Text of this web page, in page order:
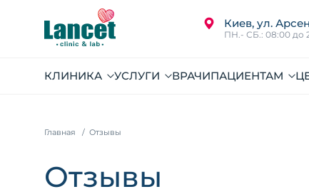
Киев, ул.
ПН.- СБ.: 08:00 до
КЛИНИКА УСЛУГИ ВРАЧИПАЦИЕНТАМ
Главная Отзывы
Отзывы